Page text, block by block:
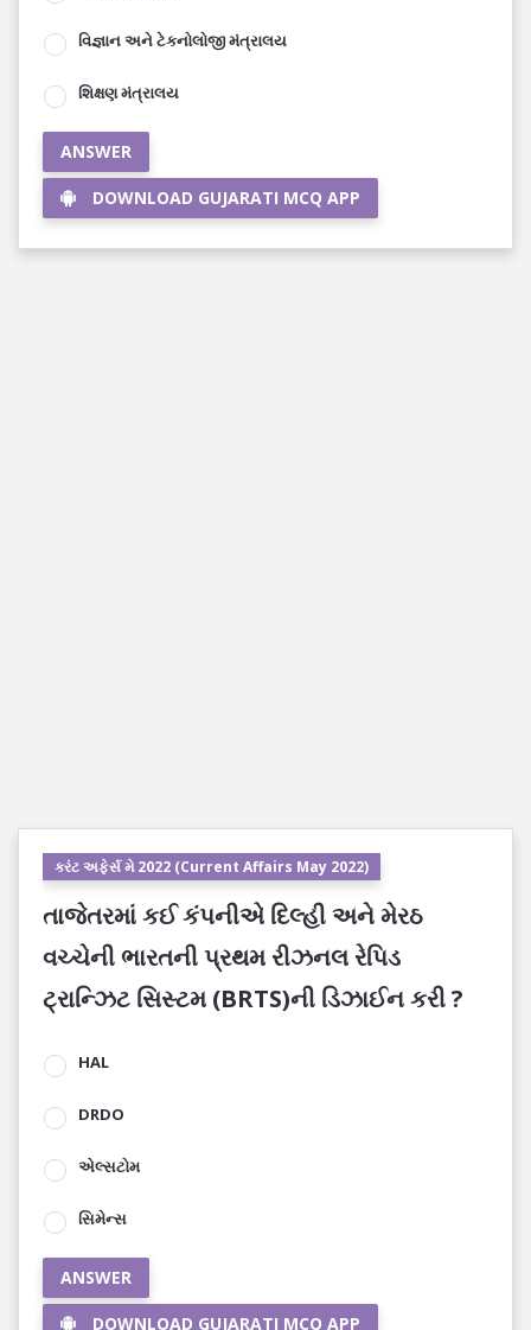
વિજ્ઞાન અને ટેકનોલોજી મંત્રાલય
શિક્ષણ મંત્રાલય
ANSWER
DOWNLOAD GUJARATI MCQ APP
કરંટ અફેર્સ મે 2022 (Current Affairs May 2022)
તાજેતરમાં કઈ કંપનીએ દિલ્હી અને મેરઠ
વચ્ચેની ભારતની પ્રથમ રીઝનલ રેપિડ
ટ્રાન્ઝિટ સિસ્ટમ (BRTS)ની ડિઝાઈન કરી ?
HAL
DRDO
એલ્સટોમ
સિમેન્સ
ANSWER
DOWNLOAD GUJARATI MCQ APP